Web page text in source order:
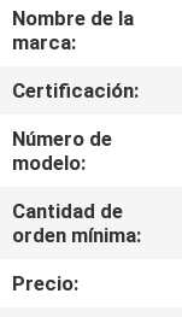
SOBRE
NOSOTROS
VIAJE
DE
LA
Nombre de la
marca:
Certificación:
Número de
modelo:
Cantidad de
orden mínima:
Precio: